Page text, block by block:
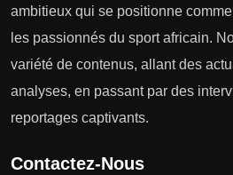
ambitieux qui se positionne
les passionnés du sport africain.
variété de contenus, allant des
analyses, en passant par des
reportages captivants.
Contactez-Nous